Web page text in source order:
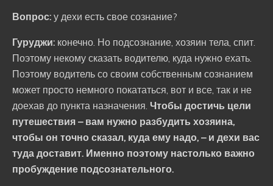
Вопрос: у дехи есть свое сознание?
Гуруджи: конечно. Но подсознание, хозяин тела, спит.
Поэтому некому сказать водителю, куда нужно ехать.
Поэтому водитель со своим собственным сознанием
может просто немного покататься, вот и все, так и не
доехав до пункта назначения. Чтобы достичь цели
путешествия – вам нужно разбудить хозяина,
чтобы он точно сказал, куда ему надо, – и дехи вас
туда доставит. Именно поэтому настолько важно
пробуждение подсознательного.